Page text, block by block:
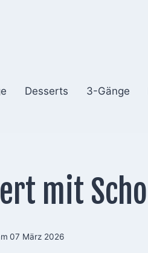
Desserts 3-Gänge
mit
07 März 2026